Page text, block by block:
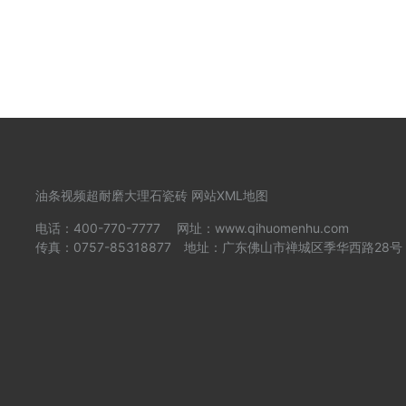
油条视频超耐磨大理石瓷砖 网站XML地图
电话：400-770-7777 网址：www.qihuomenhu.com
传真：0757-85318877 地址：广东佛山市禅城区季华西路28号